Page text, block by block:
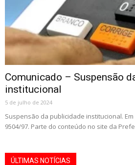
Comunicado – Suspensão
institucional
5 de julho de 2024
Suspensão da publicidade institucional.
9504/97. Parte do conteúdo no site da
ÚLTIMAS NOTÍCIAS